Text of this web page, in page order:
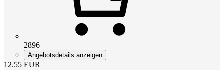
2896
Angebotsdetails anzeigen
12.55 EUR